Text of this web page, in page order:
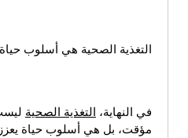
التغذية الصحية هي أسلوب حياة
في النهاية، التغذية الصحية
مؤقت، بل هي أسلوب حياة